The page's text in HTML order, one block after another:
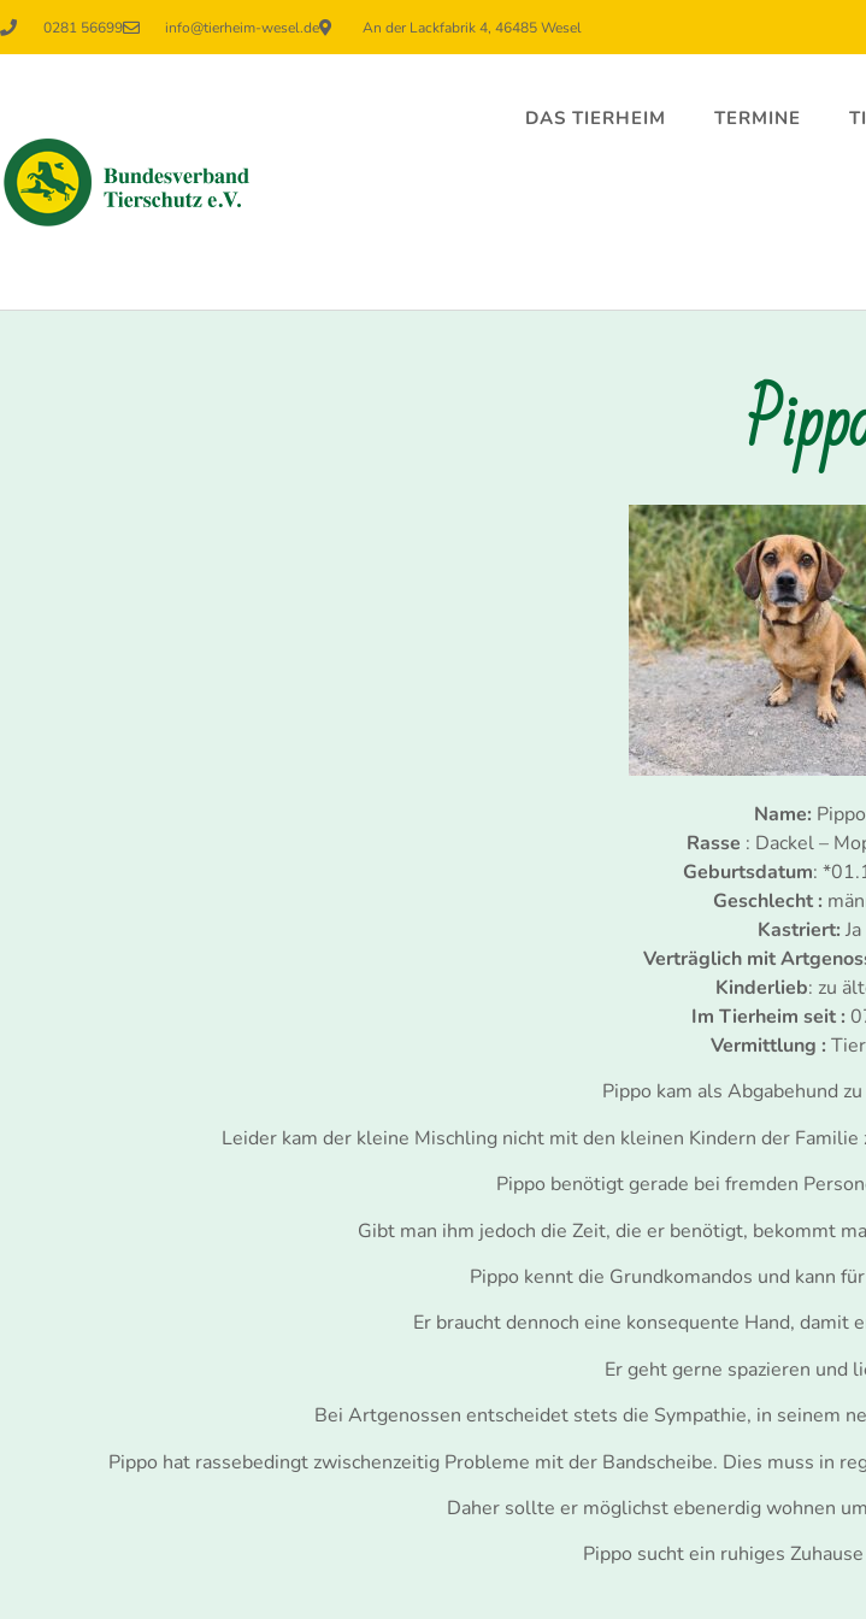
0281 56699 info@tierheim-wesel.de An der Lackfabrik 4, 46485 Wesel
DAS TIERHEIM TERMINE
Name: Pippo
Rasse : Dackel –
Geburtsdatum:
Geschlecht :
Kastriert: Ja
Verträglich mit
Kinderlieb: zu
Im Tierheim seit :
Vermittlung :
Pippo kam als Abgabehund
Leider kam der kleine Mischling nicht mit den kleinen Kindern der
Pippo benötigt gerade bei fremden
Gibt man ihm jedoch die Zeit, die er benötigt, bekommt
Pippo kennt die Grundkomandos und kann
Er braucht dennoch eine konsequente Hand, damit
Er geht gerne spazieren und
Bei Artgenossen entscheidet stets die Sympathie, in seinem
Pippo hat rassebedingt zwischenzeitig Probleme mit der Bandscheibe. Dies muss in
Daher sollte er möglichst ebenerdig wohnen
Pippo sucht ein ruhiges